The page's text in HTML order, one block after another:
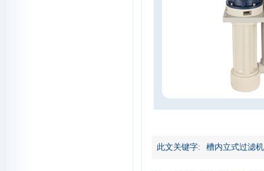
此文关键字: 槽内立式过滤机